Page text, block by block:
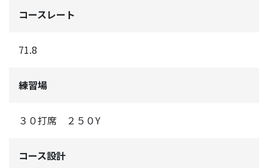
コースレート
71.8
練習場
３０打席 ２５０Y
コース設計